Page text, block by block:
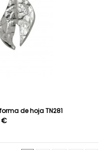
de hoja TN281
€